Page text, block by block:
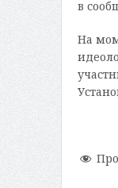
в
На